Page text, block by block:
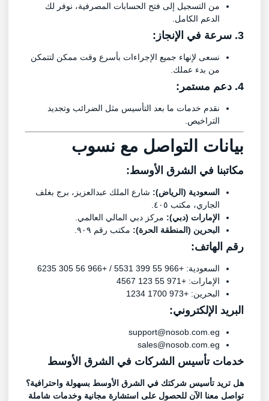
من التسجيل إلى فتح الحسابات المصرفية، نوفر لك
الدعم الكامل.
نسعى لإنهاء جميع الإجراءات بأسرع وقت ممكن لتتمكن
من بدء عملك.
نقدم خدمات ما بعد التأسيس مثل الضرائب وتجديد
التراخيص.
بيانات التواصل معنسوب
مكاتبنا في الشرق الأوسط:
السعودية (الرياض):شارع الملك عبدالعزيز، برج بغلف
الجاري، مكتب ٤٠٥.
الإمارات (دبي):مركز دبي المالي العالمي.
البحرين (المنطقة الحرة):مكتب رقم ٩٠٩.
رقم الهاتف:
السعودية: +966 55 399 5531 / +966 56 305 6235
الإمارات: +971 55 123 4567
البحرين: +973 1700 1234
البريد الإلكتروني:
support@nosob.com.eg
sales@nosob.com.eg
خدمات تأسيس الشركات في الشرق الأوسط
هل تريد تأسيس شركتك في الشرق الأوسط بسهولة واحترافية؟
تواصل معنا الآن للحصول على استشارة مجانية وخدمات شاملة